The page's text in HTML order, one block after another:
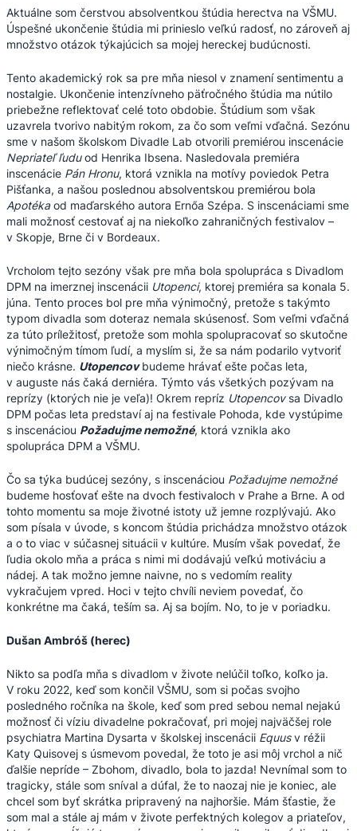
Aktuálne som čerstvou absolventkou štúdia herectva na VŠMU.
Úspešné ukončenie štúdia mi prinieslo veľkú radosť, no zároveň aj
množstvo otázok týkajúcich sa mojej hereckej budúcnosti.
Tento akademický rok sa pre mňa niesol v znamení sentimentu a
nostalgie. Ukončenie intenzívneho päťročného štúdia ma nútilo
priebežne reflektovať celé toto obdobie. Štúdium som však
uzavrela tvorivo nabitým rokom, za čo som veľmi vďačná. Sezónu
sme v našom školskom Divadle Lab otvorili premiérou inscenácie
Nepriateľ ľuduod Henrika Ibsena. Nasledovala premiéra
inscenácie Pán Hronu, ktorá vznikla na motívy poviedok Petra
Pišťanka, a našou poslednou absolventskou premiérou bola
Apotékaod maďarského autora Ernőa Szépa. S inscenáciami sme
mali možnosť cestovať aj na niekoľko zahraničných festivalov –
v Skopje, Brne či v Bordeaux.
Vrcholom tejto sezóny však pre mňa bola spolupráca s Divadlom
DPM na imerznej inscenácii Utopenci, ktorej premiéra sa konala 5.
júna. Tento proces bol pre mňa výnimočný, pretože s takýmto
typom divadla som doteraz nemala skúsenosť. Som veľmi vďačná
za túto príležitosť, pretože som mohla spolupracovať so skutočne
výnimočným tímom ľudí, a myslím si, že sa nám podarilo vytvoriť
niečo krásne. Utopencovbudeme hrávať ešte počas leta,
v auguste nás čaká derniéra. Týmto vás všetkých pozývam na
reprízy (ktorých nie je veľa)! Okrem repríz Utopencovsa Divadlo
DPM počas leta predstaví aj na festivale Pohoda, kde vystúpime
s inscenáciou Požadujme nemožné, ktorá vznikla ako
spolupráca DPM a VŠMU.
Čo sa týka budúcej sezóny, s inscenáciou Požadujme nemožné
budeme hosťovať ešte na dvoch festivaloch v Prahe a Brne. A od
tohto momentu sa moje životné istoty už jemne rozplývajú. Ako
som písala v úvode, s koncom štúdia prichádza množstvo otázok
a o to viac v súčasnej situácii v kultúre. Musím však povedať, že
ľudia okolo mňa a práca s nimi mi dodávajú veľkú motiváciu a
nádej. A tak možno jemne naivne, no s vedomím reality
vykračujem vpred. Hoci v tejto chvíli neviem povedať, čo
konkrétne ma čaká, teším sa. Aj sa bojím. No, to je v poriadku.
Dušan Ambróš (herec)
Nikto sa podľa mňa s divadlom v živote nelúčil toľko, koľko ja.
V roku 2022, keď som končil VŠMU, som si počas svojho
posledného ročníka na škole, keď som pred sebou nemal nejakú
možnosť či víziu divadelne pokračovať, pri mojej najväčšej role
psychiatra Martina Dysarta v školskej inscenácii Equusv réžii
Katy Quisovej s úsmevom povedal, že toto je asi môj vrchol a nič
ďalšie nepríde – Zbohom, divadlo, bola to jazda! Nevnímal som to
tragicky, stále som sníval a dúfal, že to naozaj nie je koniec, ale
chcel som byť skrátka pripravený na najhoršie. Mám šťastie, že
som mal a stále aj mám v živote perfektných kolegov a priateľov,